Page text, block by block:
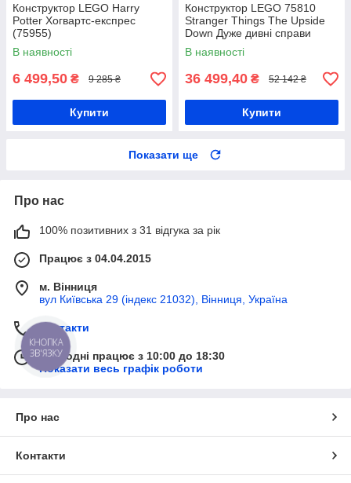
Конструктор LEGO Harry
Potter Хогвартс-експрес
(75955)
В наявності
6 499,50 ₴ 9 285 ₴
Купити
Конструктор LEGO 75810
Stranger Things The Upside
Down Дуже дивні справи
Догори дригом
В наявності
36 499,40 ₴ 52 142 ₴
Купити
Показати ще
Про нас
100% позитивних з 31 відгука за рік
Працює з 04.04.2015
м. Вінниця
вул Київська 29 (індекс 21032), Вінниця, Україна
Контакти
Сьогодні працює з 10:00 до 18:30
Показати весь графік роботи
Про нас
Контакти
КНОПКА
ЗВ'ЯЗКУ